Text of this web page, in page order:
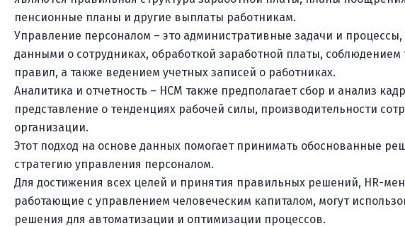
пенсионные планы и другие выплаты работникам.
Управление персоналом – это административные задачи и
данными о сотрудниках, обработкой заработной платы, соблюдением
правил, а также ведением учетных записей о работниках.
Аналитика и отчетность – HCM также предполагает сбор и анализ
представление о тенденциях рабочей силы, производительности
организации.
Этот подход на основе данных помогает принимать обоснованные
стратегию управления персоналом.
Для достижения всех целей и принятия правильных решений, HR-
работающие с управлением человеческим капиталом, могут
решения для автоматизации и оптимизации процессов.